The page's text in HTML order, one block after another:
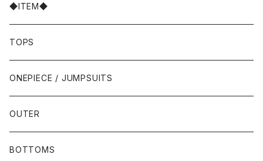
◆ITEM◆
TOPS
ONEPIECE / JUMPSUITS
OUTER
BOTTOMS